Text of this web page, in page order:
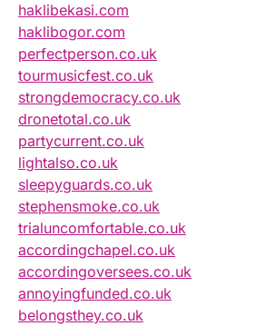
haklibekasi.com
haklibogor.com
perfectperson.co.uk
tourmusicfest.co.uk
strongdemocracy.co.uk
dronetotal.co.uk
partycurrent.co.uk
lightalso.co.uk
sleepyguards.co.uk
stephensmoke.co.uk
trialuncomfortable.co.uk
accordingchapel.co.uk
accordingoversees.co.uk
annoyingfunded.co.uk
belongsthey.co.uk